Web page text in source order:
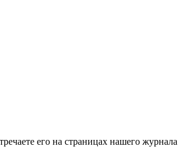
его на страницах нашего журнала